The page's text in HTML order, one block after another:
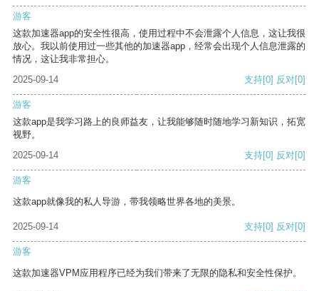
游客
这款加速器app的安全性很高，使用过程中不会泄露个人信息，这让我很
放心。我以前使用过一些其他的加速器app，经常会出现个人信息泄露的
情况，这让我非常担心。
2025-09-14
支持[0] 反对[0]
游客
这款app是我学习路上的良师益友，让我能够随时随地学习新知识，拓宽
视野。
2025-09-14
支持[0] 反对[0]
游客
这款app就像我的私人导游，带我领略世界各地的美景。
2025-09-14 支持[0] 反对[0]
游客
这款加速器VPM应用程序已经为我们带来了无限的隐私和安全性保护。